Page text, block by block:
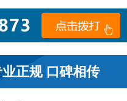
正规 口碑相传